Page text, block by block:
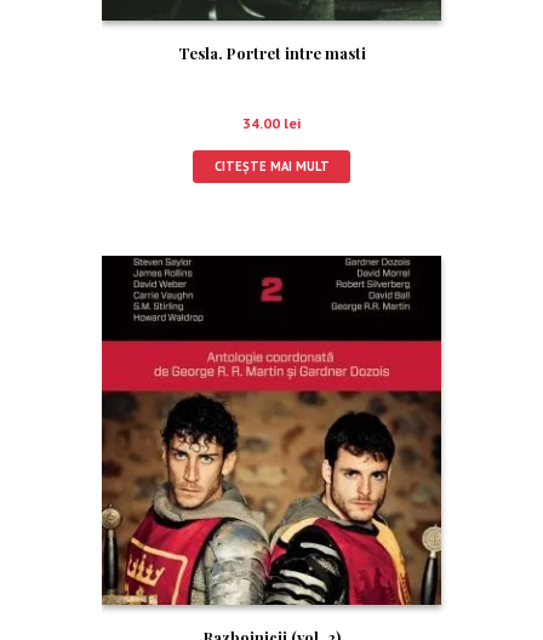
Tesla. Portret intre masti
34.00 lei
CITEȘTE MAI MULT